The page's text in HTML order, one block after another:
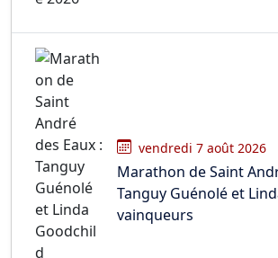
vendredi 7 août 2026
Marathon de Saint
Tanguy Guénolé et
vainqueurs